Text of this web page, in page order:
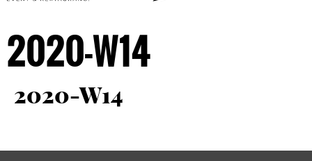
2020-W14
2020-W14